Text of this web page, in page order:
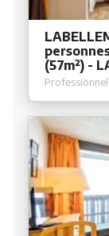
(57m²) -